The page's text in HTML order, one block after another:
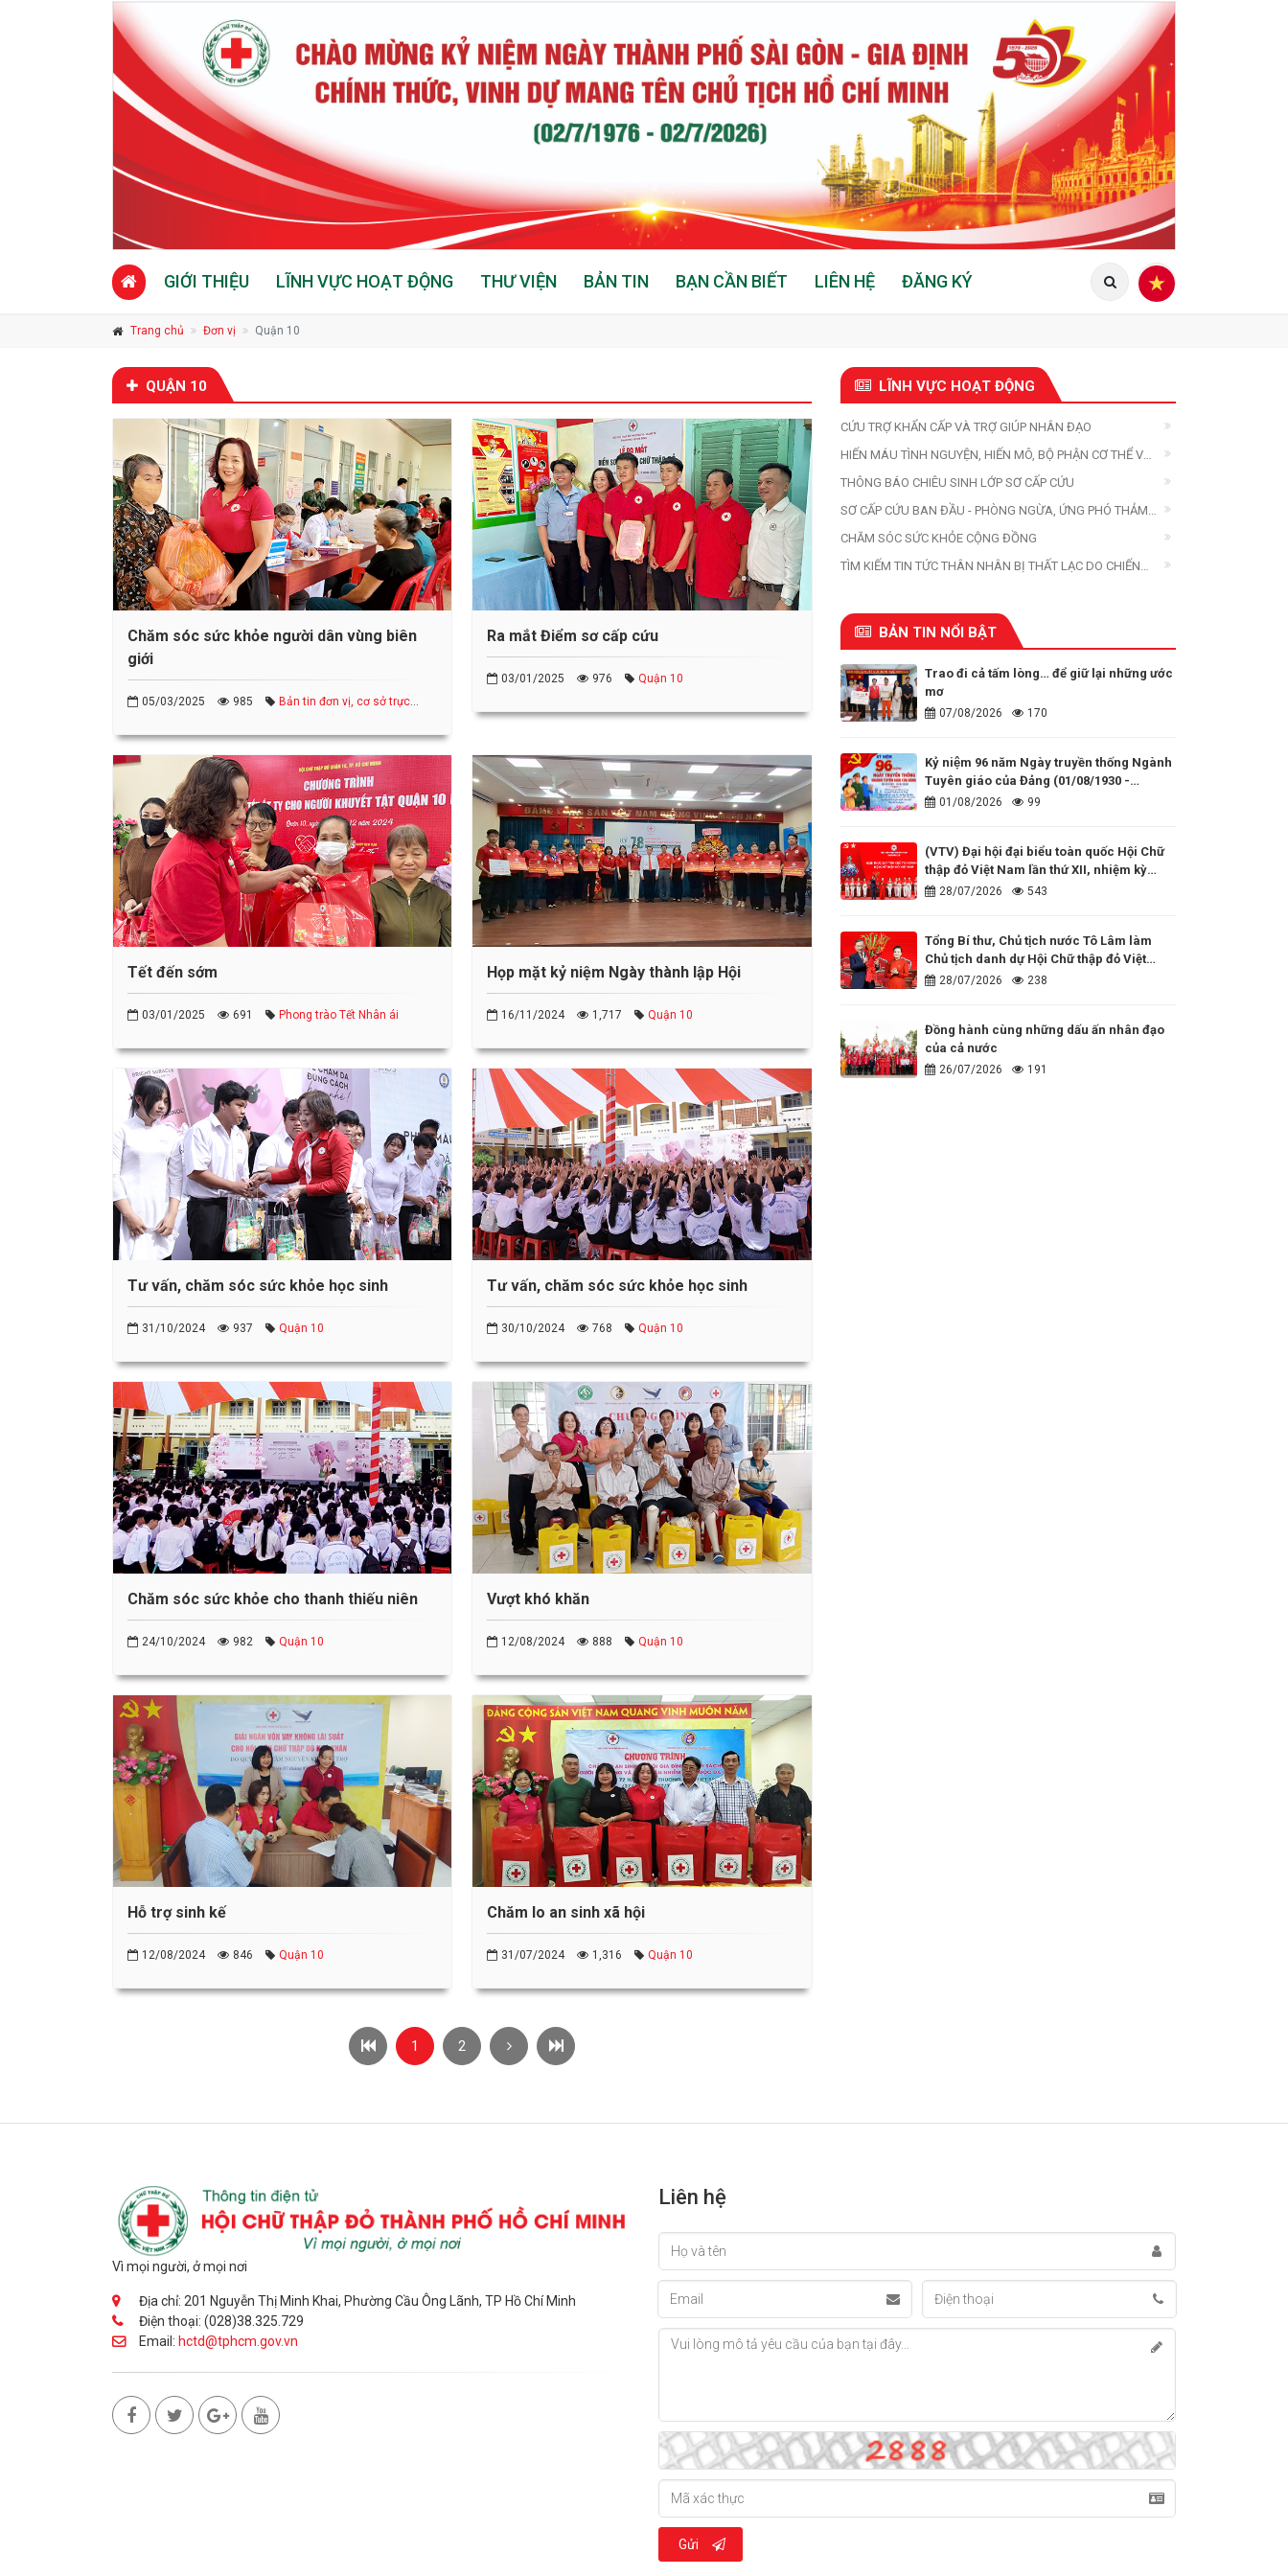
GIỚI THIỆU LĨNH VỰC HOẠT ĐỘNG THƯ VIỆN BẢN TIN BẠN CẦN BIẾT LIÊN HỆ ĐĂNG KÝ
Trang chủ Đơn vị Quận 10
QUẬN 10
Chăm sóc sức khỏe người dân vùng biên
giới
05/03/2025 985
Bản tin đơn vị, cơ sở trực
Ra mắt Điểm sơ cấp cứu
03/01/2025 976 Quận 10
Tết đến sớm
03/01/2025 691 Phong trào Tết Nhân ái
Họp mặt kỷ niệm Ngày thành lập Hội
16/11/2024 1,717 Quận 10
Tư vấn, chăm sóc sức khỏe học sinh
31/10/2024 937 Quận 10
Tư vấn, chăm sóc sức khỏe học sinh
30/10/2024 768 Quận 10
Chăm sóc sức khỏe cho thanh thiếu niên
24/10/2024 982 Quận 10
Vượt khó khăn
12/08/2024 888 Quận 10
Hỗ trợ sinh kế
12/08/2024 846 Quận 10
Chăm lo an sinh xã hội
31/07/2024 1,316 Quận 10
1 2
LĨNH VỰC HOẠT ĐỘNG
CỨU TRỢ KHẨN CẤP VÀ TRỢ GIÚP NHÂN ĐẠO
HIẾN MÁU TÌNH NGUYỆN, HIẾN MÔ, BỘ PHẬN CƠ THỂ VÀ
HIẾN XÁC
THÔNG BÁO CHIÊU SINH LỚP SƠ CẤP CỨU
SƠ CẤP CỨU BAN ĐẦU - PHÒNG NGỪA, ỨNG PHÓ THẢM
HỌA
CHĂM SÓC SỨC KHỎE CỘNG ĐỒNG
TÌM KIẾM TIN TỨC THÂN NHÂN BỊ THẤT LẠC DO CHIẾN
BẢN TIN NỔI BẬT
Trao đi cả tấm lòng… để giữ lại những ước
mơ
07/08/2026 170
Kỷ niệm 96 năm Ngày truyền thống Ngành
Tuyên giáo của Đảng (01/08/1930 -
01/08/2026)
01/08/2026 99
(VTV) Đại hội đại biểu toàn quốc Hội Chữ
thập đỏ Việt Nam lần thứ XII, nhiệm kỳ
2026 - 2031
28/07/2026 543
Tổng Bí thư, Chủ tịch nước Tô Lâm làm
Chủ tịch danh dự Hội Chữ thập đỏ Việt
Nam28/07/2026 238
Đồng hành cùng những dấu ấn nhân đạo
của cả nước
26/07/2026 191
Vì mọi người, ở mọi nơi
Địa chỉ: 201 Nguyễn Thị Minh Khai, Phường Cầu Ông Lãnh, TP Hồ Chí Minh
Điện thoại: (028)38.325.729
Email: hctd@tphcm.gov.vn
Liên hệ
Gửi